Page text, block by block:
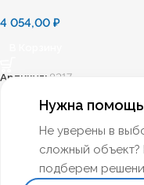
4 054,00 ₽
Артикул: 8217
Нужна
Не уверены в
сложный
подберем